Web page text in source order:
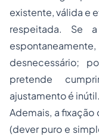
existente, válida e
respeitada. Se
desnecessário;
pretende
ajustamento é inútil.
Ademais, a
(dever puro e